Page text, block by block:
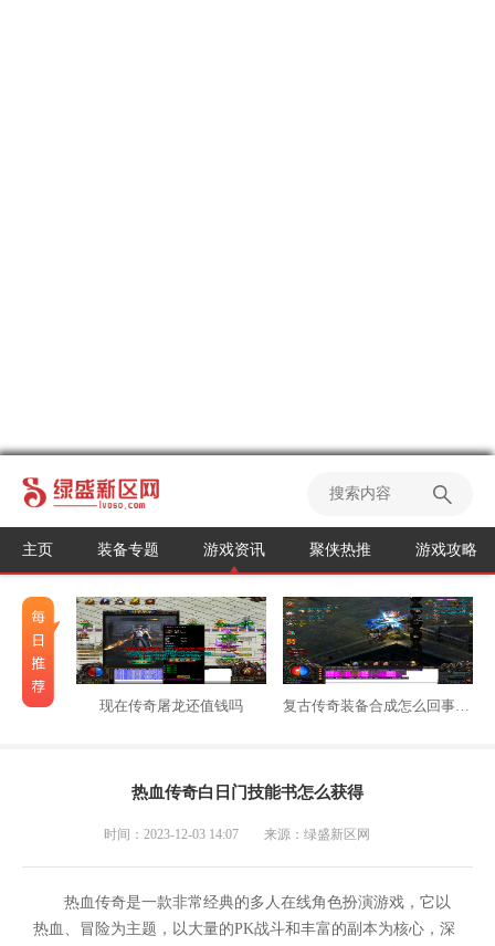
主页 装备专题 游戏资讯 聚侠热推 游戏攻略
现在传奇屠龙还值钱吗 复古传奇装备合成怎么回事不能用
热血传奇白日门技能书怎么获得
时间：2023-12-03 14:07 来源：绿盛新区网
热血传奇是一款非常经典的多人在线角色扮演游戏，它以
热血、冒险为主题，以大量的PK战斗和丰富的副本为核心，深